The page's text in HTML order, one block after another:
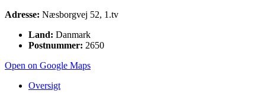
Adresse: Næsborgvej 52, 1.tv
Land: Danmark
Postnummer: 2650
Open on Google Maps
Oversigt